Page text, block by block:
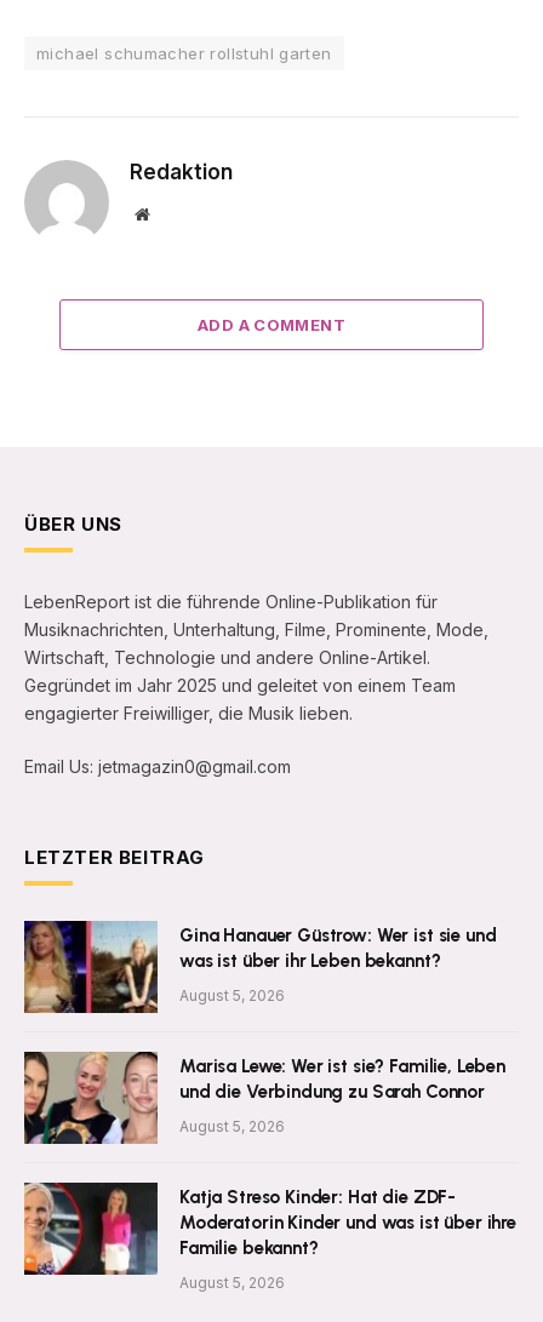
michael schumacher rollstuhl garten
Redaktion
Website
ADD A COMMENT
ÜBER UNS
LebenReport ist die führende Online-Publikation für
Musiknachrichten, Unterhaltung, Filme, Prominente, Mode,
Wirtschaft, Technologie und andere Online-Artikel.
Gegründet im Jahr 2025 und geleitet von einem Team
engagierter Freiwilliger, die Musik lieben.
Email Us: jetmagazin0@gmail.com
LETZTER BEITRAG
Gina Hanauer Güstrow: Wer ist sie und
was ist über ihr Leben bekannt?
August 5, 2026
Marisa Lewe: Wer ist sie? Familie, Leben
und die Verbindung zu Sarah Connor
August 5, 2026
Katja Streso Kinder: Hat die ZDF-
Moderatorin Kinder und was ist über ihre
Familie bekannt?
August 5, 2026